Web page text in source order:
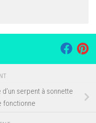
serpent à sonnette
fonctionne